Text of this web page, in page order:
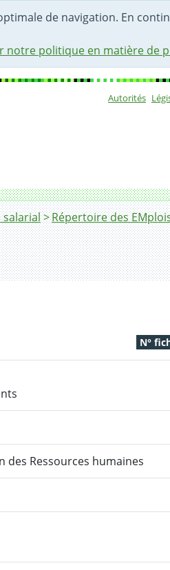
de navigation. En
notre politique en matière de
Autorités
salarial Répertoire des
N°
des Ressources humaines